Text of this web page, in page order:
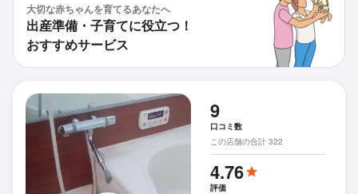
大切な赤ちゃんを育てるあなたへ
出産準備・子育てに役立つ！
おすすめサービス
9
口コミ数
この店舗の合計 322
4.76
評価